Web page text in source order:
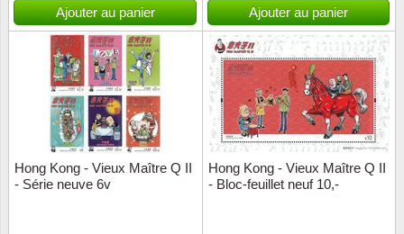
Ajouter au panier Ajouter au panier
Hong Kong - Vieux Maître Q II
- Série neuve 6v
Hong Kong - Vieux Maître Q II
- Bloc-feuillet neuf 10,-
Fleurs
Grèce